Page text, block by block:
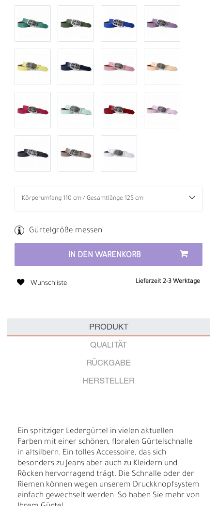
Gürtelgröße messen
IN DEN WARENKORB
Wunschliste Lieferzeit 2-3 Werktage
PRODUKT
QUALITÄT
RÜCKGABE
HERSTELLER
Ein spritziger Ledergürtel in vielen aktuellen
Farben mit einer schönen, floralen Gürtelschnalle
in altsilbern. Ein tolles Accessoire, das sich
besonders zu Jeans aber auch zu Kleidern und
Röcken hervorragend trägt. Die Schnalle oder der
Riemen können wegen unserem Druckknopfsystem
einfach gewechselt werden. So haben Sie mehr von